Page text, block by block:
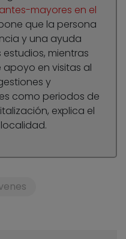
mayores en el
que la persona
y una ayuda
mientras
apoyo en visitas al
y
como periodos de
explica el